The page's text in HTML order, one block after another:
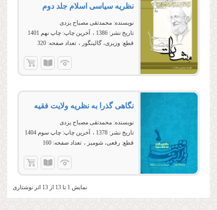
نظریه سیاسى اسلام جلد دوم
نویسنده: محمدتقی مصباح یزدی
تاریخ نشر: 1386 آخرین چاپ: چاپ نهم 1401
قطع: وزیری، گالینگور تعداد صفحه: 320
نگاهى گذرا به نظریه ولایت فقیه
نویسنده: محمدتقی مصباح یزدی
تاریخ نشر: 1378 آخرین چاپ: چاپ سوم 1404
قطع: رقعی، شومیز تعداد صفحه: 160
نمایش 1 تا 13 از 13 اثر نوشتاری